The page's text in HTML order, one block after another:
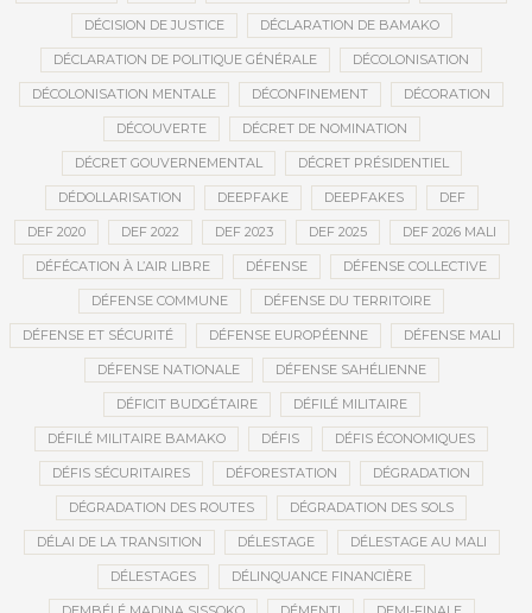
DÉCISION DE JUSTICE DÉCLARATION DE BAMAKO
DÉCLARATION DE POLITIQUE GÉNÉRALE DÉCOLONISATION
DÉCOLONISATION MENTALE DÉCONFINEMENT DÉCORATION
DÉCOUVERTE DÉCRET DE NOMINATION
DÉCRET GOUVERNEMENTAL DÉCRET PRÉSIDENTIEL
DÉDOLLARISATION DEEPFAKE DEEPFAKES DEF
DEF 2020 DEF 2022 DEF 2023 DEF 2025 DEF 2026 MALI
DÉFÉCATION À L’AIR LIBRE DÉFENSE DÉFENSE COLLECTIVE
DÉFENSE COMMUNE DÉFENSE DU TERRITOIRE
DÉFENSE ET SÉCURITÉ DÉFENSE EUROPÉENNE DÉFENSE MALI
DÉFENSE NATIONALE DÉFENSE SAHÉLIENNE
DÉFICIT BUDGÉTAIRE DÉFILÉ MILITAIRE
DÉFILÉ MILITAIRE BAMAKO DÉFIS DÉFIS ÉCONOMIQUES
DÉFIS SÉCURITAIRES DÉFORESTATION DÉGRADATION
DÉGRADATION DES ROUTES DÉGRADATION DES SOLS
DÉLAI DE LA TRANSITION DÉLESTAGE DÉLESTAGE AU MALI
DÉLESTAGES DÉLINQUANCE FINANCIÈRE